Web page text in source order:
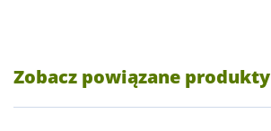
Zobacz powiązane produkty